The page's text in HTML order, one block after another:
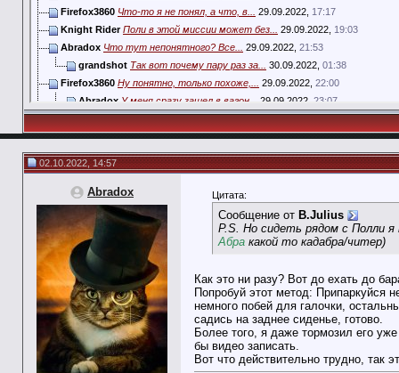
Firefox3860 Что-то я не понял, а что, в... 29.09.2022, 17:17
Knight Rider Поли в этой миссии может без... 29.09.2022, 19:03
Abradox Что тут непонятного? Все... 29.09.2022, 21:53
grandshot Так вот почему пару раз за... 30.09.2022, 01:38
Firefox3860 Ну понятно, только похоже,... 29.09.2022, 22:00
Abradox У меня сразу зашел в вагон... 29.09.2022, 23:07
Streetball Дополню: если броситься...29.09.2022,23:50
B.Julius Я за первое своё прохождение,...02.10.2022,03:02
Abradox Как это ни разу? Вот до ехать...02.10.2022,14:57
Streetball Надо зайти с ним в вагон,...04.10.2022,16:31
Abradox
Очень трудно поймать момент...
User Насчет этого синего Фолканера...
AngryBabka И в этой реплике Том говорит,...06.07.2023, 13:10
Автомобиль нужно не только... 06.07.2023,15:27
Abradox
grandshot
Он уехать смог в городской... 05.10.2022, 16:21
02.10.2022, 14:57
Abradox Цитата:
Сообщение от B.Julius
P.S. Но сидеть рядом с Полли я
Абра какой то кадабра/читер)
Как это ни разу? Вот до ехать до
Попробуй этот метод: Припаркуйся
немного побей для галочки,
садись на заднее сиденье, готово.
Более того, я даже тормозил его
бы видео записать.
Вот что действительно трудно, так